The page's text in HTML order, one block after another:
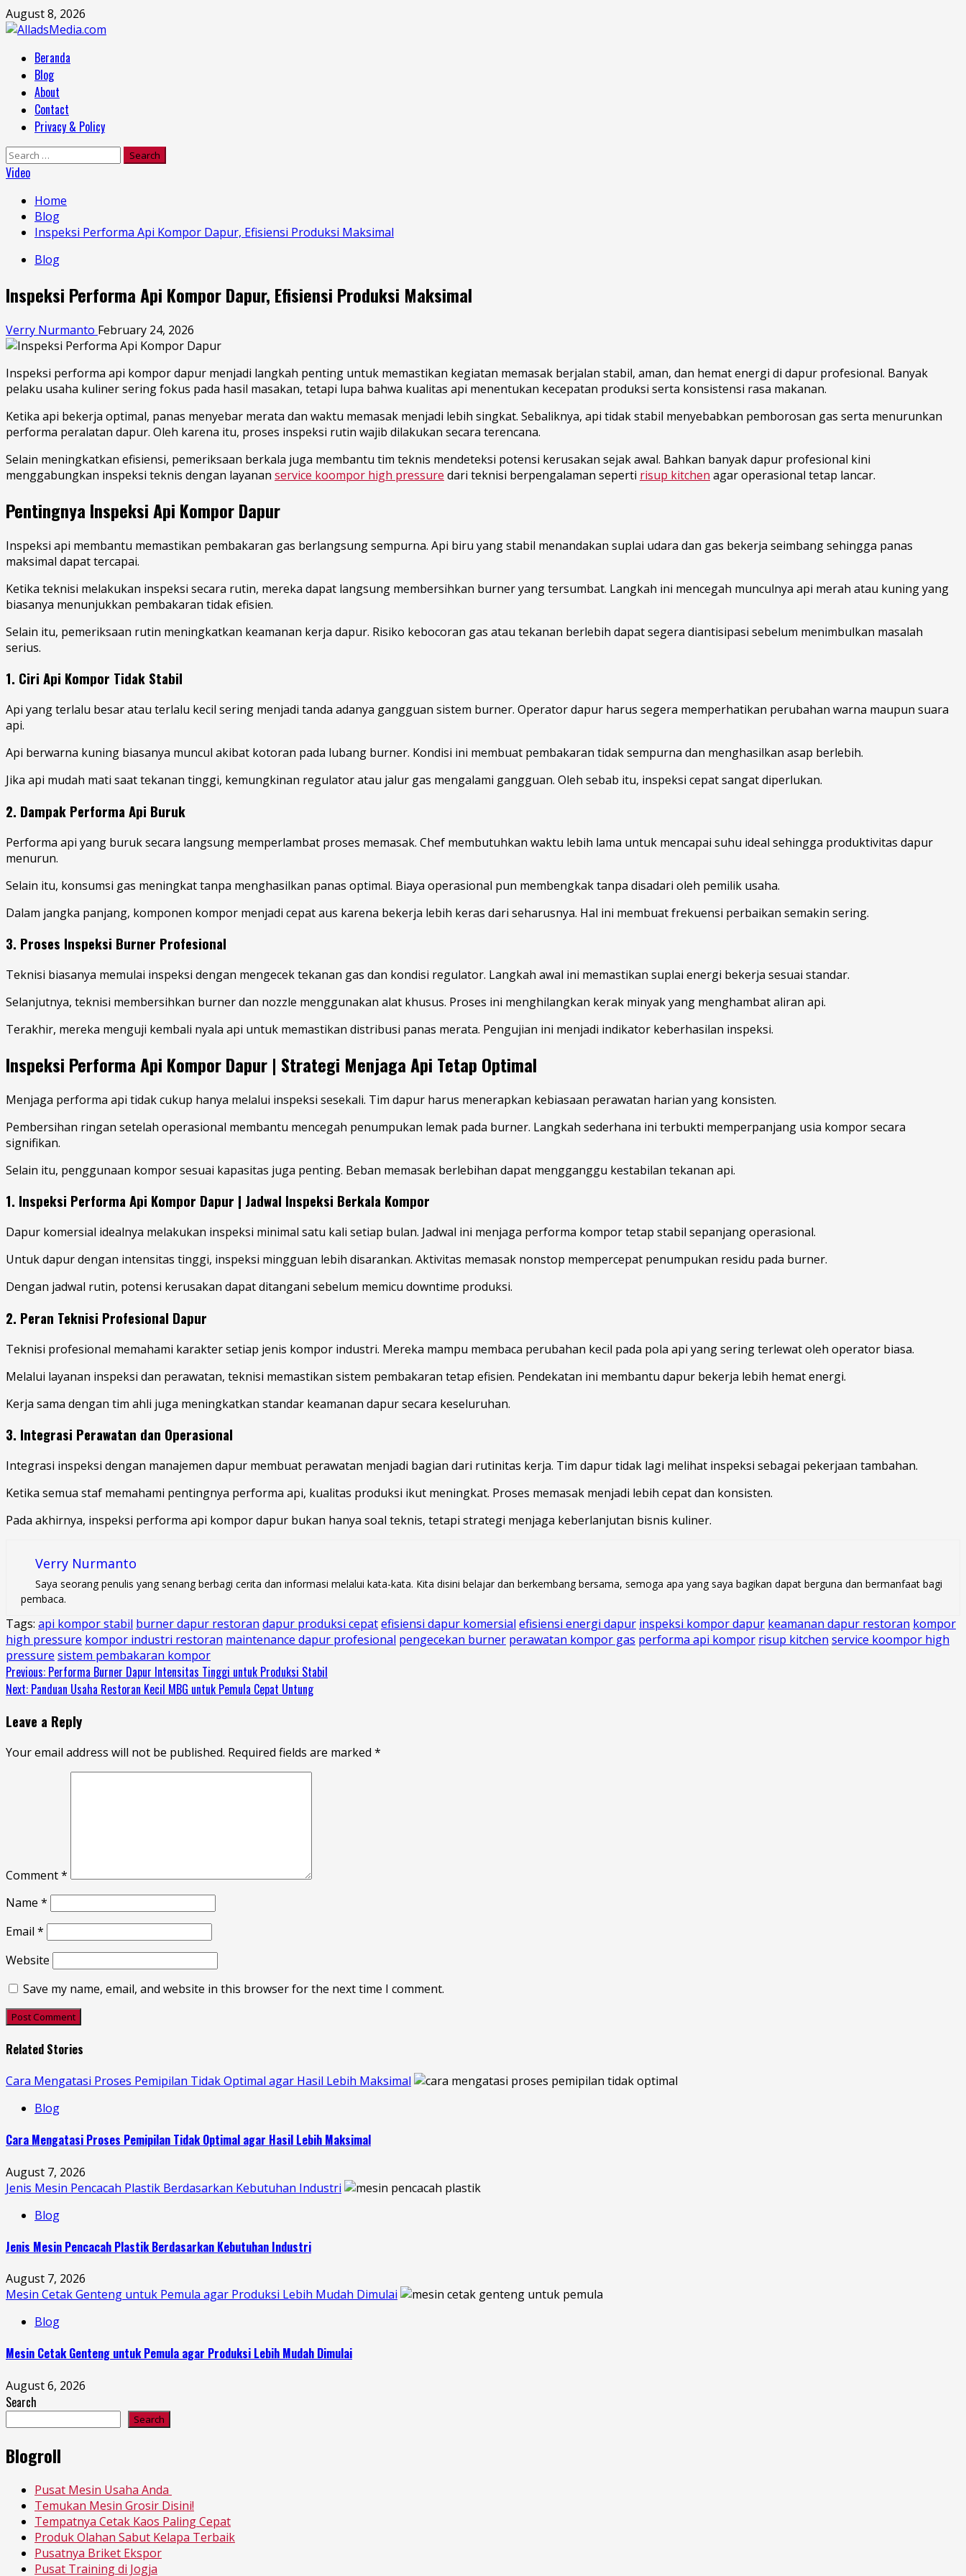
Skip
to
August 8, 2026
MenuBeranda
Blog
About
Contact
Privacy & Policy
Search
for:
Video
Home
Blog
Inspeksi Performa Api Kompor Dapur, Efisiensi Produksi Maksimal
Blog
Inspeksi Performa Api Kompor Dapur, Efisiensi Produksi Maksimal
Verry Nurmanto February 24, 2026
Inspeksi performa api kompor dapur menjadi langkah penting untuk memastikan kegiatan memasak berjalan stabil, aman, dan hemat energi di dapur profesional. Banyak
pelaku usaha kuliner sering fokus pada hasil masakan, tetapi lupa bahwa kualitas api menentukan kecepatan produksi serta konsistensi rasa makanan.
Ketika api bekerja optimal, panas menyebar merata dan waktu memasak menjadi lebih singkat. Sebaliknya, api tidak stabil menyebabkan pemborosan gas serta menurunkan
performa peralatan dapur. Oleh karena itu, proses inspeksi rutin wajib dilakukan secara terencana.
Selain meningkatkan efisiensi, pemeriksaan berkala juga membantu tim teknis mendeteksi potensi kerusakan sejak awal. Bahkan banyak dapur profesional kini
menggabungkan inspeksi teknis dengan layanan service koompor high pressure dari teknisi berpengalaman seperti risup kitchen agar operasional tetap lancar.
Pentingnya Inspeksi Api Kompor Dapur
Inspeksi api membantu memastikan pembakaran gas berlangsung sempurna. Api biru yang stabil menandakan suplai udara dan gas bekerja seimbang sehingga panas
maksimal dapat tercapai.
Ketika teknisi melakukan inspeksi secara rutin, mereka dapat langsung membersihkan burner yang tersumbat. Langkah ini mencegah munculnya api merah atau kuning yang
biasanya menunjukkan pembakaran tidak efisien.
Selain itu, pemeriksaan rutin meningkatkan keamanan kerja dapur. Risiko kebocoran gas atau tekanan berlebih dapat segera diantisipasi sebelum menimbulkan masalah
serius.
1. Ciri Api Kompor Tidak Stabil
Api yang terlalu besar atau terlalu kecil sering menjadi tanda adanya gangguan sistem burner. Operator dapur harus segera memperhatikan perubahan warna maupun suara
api.
Api berwarna kuning biasanya muncul akibat kotoran pada lubang burner. Kondisi ini membuat pembakaran tidak sempurna dan menghasilkan asap berlebih.
Jika api mudah mati saat tekanan tinggi, kemungkinan regulator atau jalur gas mengalami gangguan. Oleh sebab itu, inspeksi cepat sangat diperlukan.
2. Dampak Performa Api Buruk
Performa api yang buruk secara langsung memperlambat proses memasak. Chef membutuhkan waktu lebih lama untuk mencapai suhu ideal sehingga produktivitas dapur
menurun.
Selain itu, konsumsi gas meningkat tanpa menghasilkan panas optimal. Biaya operasional pun membengkak tanpa disadari oleh pemilik usaha.
Dalam jangka panjang, komponen kompor menjadi cepat aus karena bekerja lebih keras dari seharusnya. Hal ini membuat frekuensi perbaikan semakin sering.
3. Proses Inspeksi Burner Profesional
Teknisi biasanya memulai inspeksi dengan mengecek tekanan gas dan kondisi regulator. Langkah awal ini memastikan suplai energi bekerja sesuai standar.
Selanjutnya, teknisi membersihkan burner dan nozzle menggunakan alat khusus. Proses ini menghilangkan kerak minyak yang menghambat aliran api.
Terakhir, mereka menguji kembali nyala api untuk memastikan distribusi panas merata. Pengujian ini menjadi indikator keberhasilan inspeksi.
Inspeksi Performa Api Kompor Dapur | Strategi Menjaga Api Tetap Optimal
Menjaga performa api tidak cukup hanya melalui inspeksi sesekali. Tim dapur harus menerapkan kebiasaan perawatan harian yang konsisten.
Pembersihan ringan setelah operasional membantu mencegah penumpukan lemak pada burner. Langkah sederhana ini terbukti memperpanjang usia kompor secara
signifikan.
Selain itu, penggunaan kompor sesuai kapasitas juga penting. Beban memasak berlebihan dapat mengganggu kestabilan tekanan api.
1. Inspeksi Performa Api Kompor Dapur | Jadwal Inspeksi Berkala Kompor
Dapur komersial idealnya melakukan inspeksi minimal satu kali setiap bulan. Jadwal ini menjaga performa kompor tetap stabil sepanjang operasional.
Untuk dapur dengan intensitas tinggi, inspeksi mingguan lebih disarankan. Aktivitas memasak nonstop mempercepat penumpukan residu pada burner.
Dengan jadwal rutin, potensi kerusakan dapat ditangani sebelum memicu downtime produksi.
2. Peran Teknisi Profesional Dapur
Teknisi profesional memahami karakter setiap jenis kompor industri. Mereka mampu membaca perubahan kecil pada pola api yang sering terlewat oleh operator biasa.
Melalui layanan inspeksi dan perawatan, teknisi memastikan sistem pembakaran tetap efisien. Pendekatan ini membantu dapur bekerja lebih hemat energi.
Kerja sama dengan tim ahli juga meningkatkan standar keamanan dapur secara keseluruhan.
3. Integrasi Perawatan dan Operasional
Integrasi inspeksi dengan manajemen dapur membuat perawatan menjadi bagian dari rutinitas kerja. Tim dapur tidak lagi melihat inspeksi sebagai pekerjaan tambahan.
Ketika semua staf memahami pentingnya performa api, kualitas produksi ikut meningkat. Proses memasak menjadi lebih cepat dan konsisten.
Pada akhirnya, inspeksi performa api kompor dapur bukan hanya soal teknis, tetapi strategi menjaga keberlanjutan bisnis kuliner.
Verry Nurmanto
Saya seorang penulis yang senang berbagi cerita dan informasi melalui kata-kata. Kita disini belajar dan berkembang bersama, semoga apa yang saya bagikan dapat berguna dan bermanfaat bagi
pembaca.
Tags: api kompor stabil burner dapur restoran dapur produksi cepatefisiensi dapur komersial efisiensi energi dapur inspeksi kompor dapur keamanan dapur restoran kompor
high pressure kompor industri restoran maintenance dapur profesional pengecekan burner perawatan kompor gas performa api kompor risup kitchen service koompor high
pressure sistem pembakaran kompor
Continue
Reading
Previous: Performa Burner Dapur Intensitas Tinggi untuk Produksi Stabil
Next: Panduan Usaha Restoran Kecil MBG untuk Pemula Cepat Untung
Leave a Reply
Your email address will not be published. Required fields are marked *
Comment*
Name *
Email *
Website
Save my name, email, and website in this browser for the next time I comment.
Related Stories
Cara Mengatasi Proses Pemipilan Tidak Optimal agar Hasil Lebih Maksimal
Blog
Cara Mengatasi Proses Pemipilan Tidak Optimal agar Hasil Lebih Maksimal
August 7, 2026
Jenis Mesin Pencacah Plastik Berdasarkan Kebutuhan Industri
Blog
Jenis Mesin Pencacah Plastik Berdasarkan Kebutuhan Industri
August 7, 2026
Mesin Cetak Genteng untuk Pemula agar Produksi Lebih Mudah Dimulai
Blog
Mesin Cetak Genteng untuk Pemula agar Produksi Lebih Mudah Dimulai
August 6, 2026
Search
Search
Blogroll
Pusat Mesin Usaha Anda
Temukan Mesin Grosir Disini!
Tempatnya Cetak Kaos Paling Cepat
Produk Olahan Sabut Kelapa Terbaik
Pusatnya Briket Ekspor
Pusat Training di Jogja